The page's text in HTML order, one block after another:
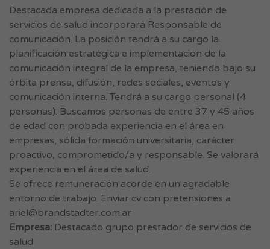
Destacada empresa dedicada a la prestación de
servicios de salud incorporará Responsable de
comunicación. La posición tendrá a su cargo la
planificación estratégica e implementación de la
comunicación integral de la empresa, teniendo bajo su
órbita prensa, difusión, redes sociales, eventos y
comunicación interna. Tendrá a su cargo personal (4
personas). Buscamos personas de entre 37 y 45 años
de edad con probada experiencia en el área en
empresas, sólida formación universitaria, carácter
proactivo, comprometido/a y responsable. Se valorará
experiencia en el área de salud.
Se ofrece remuneración acorde en un agradable
entorno de trabajo. Enviar cv con pretensiones a
ariel@brandstadter.com.ar
Empresa: Destacado grupo prestador de servicios de
salud